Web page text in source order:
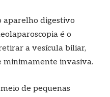
aparelho digestivo
é o
a vesícula biliar,
minimamente invasiva.
de pequenas